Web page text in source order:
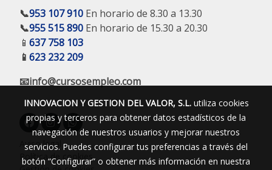
📞953 107 910 En horario de 8.30 a 13.30
📞955 515 890 En horario de 15.30 a 20.30
📱 637 758 103
📱 623 232 209
📧info@cursosempleo.com
Aviso legal
Política de cookies
INNOVACION Y GESTION DEL VALOR, S.L.utiliza cookies
propias y terceros para obtener datos estadísticos de la
navegación de nuestros usuarios y mejorar nuestros
servicios. Puedes configurar tus preferencias a través del
botón “Configurar” o obtener más información en nuestra